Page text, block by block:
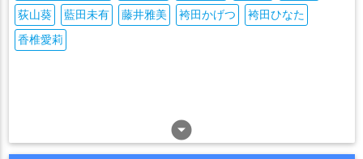
arrow_drop_down_circle
荻山葵
藍田未有 藤井雅美 袴田かげつ
袴田ひなた
香椎愛莉